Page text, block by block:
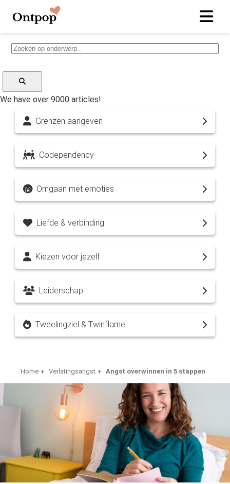
We have over 9000 articles!
Grenzen aangeven
Codependency
Omgaan met emoties
Liefde & verbinding
Kiezen voor jezelf
Leiderschap
Tweelingziel & Twinflame
Home Verlatingsangst Angst overwinnen in 5 stappen